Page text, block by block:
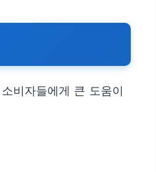
비자들에게 큰 도움이